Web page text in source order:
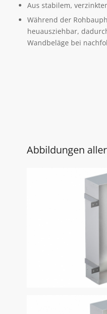
Aus stabilem,
Während der
heuausziehbar,
Wandbeläge bei
Abbildungen